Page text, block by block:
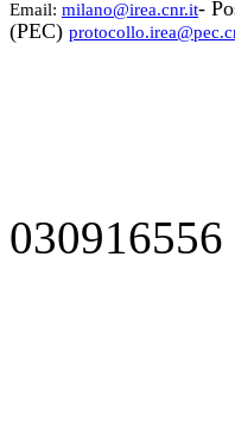
Email: milano@irea.cnr.it-
(PEC)
030916556